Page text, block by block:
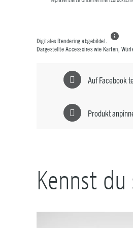
Digitales Rendering abgebildet.

Dargestellte Accessoires wie Karten,
Auf Facebook
Produkt
Kennst du